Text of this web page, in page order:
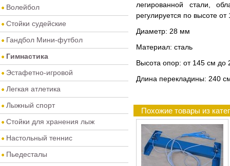
Волейбол
Стойки судейские
Гандбол Мини-футбол
Гимнастика
Эстафетно-игровой
Легкая атлетика
Лыжный спорт
Стойки для хранения лыж
Настольный теннис
Пьедесталы
легированной стали,
регулируется по высоте
Диаметр: 28 мм
Материал: сталь
Высота опор: от 145 см до
Длина перекладины: 240
Похожие товары из